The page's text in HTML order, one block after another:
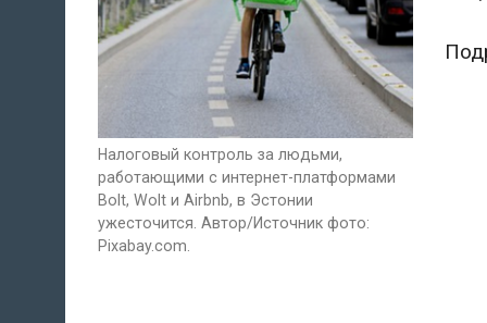
Налоговый контроль за людьми,
работающими с интернет-платформами
Bolt, Wolt и Airbnb, в Эстонии
ужесточится. Автор/Источник фото:
Pixabay.com.